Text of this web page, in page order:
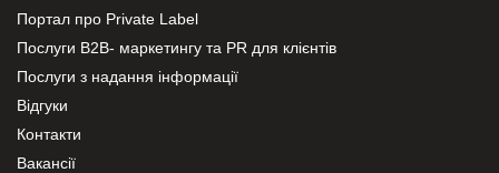
Портал про Private Label
Послуги В2В- маркетингу та PR для клієнтів
Послуги з надання інформації
Відгуки
Контакти
Вакансії